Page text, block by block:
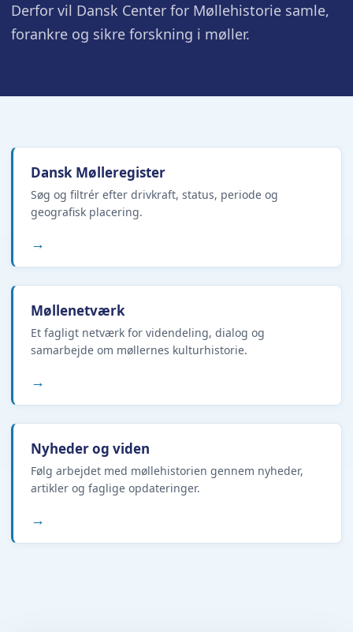
Derfor vil Dansk Center for Møllehistorie samle,
forankre og sikre forskning i møller.
Dansk Mølleregister
Søg og filtrér efter drivkraft, status, periode og
geografisk placering.
→
Møllenetværk
Et fagligt netværk for videndeling, dialog og
samarbejde om møllernes kulturhistorie.
→
Nyheder og viden
Følg arbejdet med møllehistorien gennem nyheder,
artikler og faglige opdateringer.
→